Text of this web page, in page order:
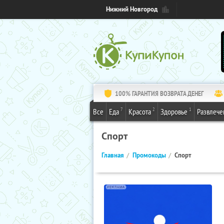
Нижний Новгород
100% ГАРАНТИЯ ВОЗВРАТА ДЕНЕГ
Все Еда 7 Красота 2 Здоровье 1
Спорт
Главная Промокоды Спорт